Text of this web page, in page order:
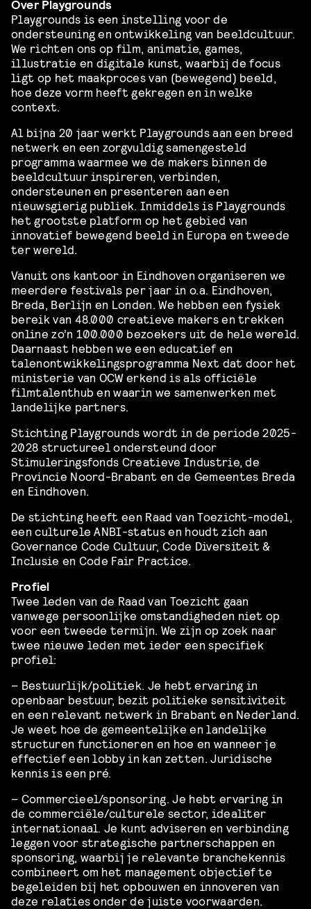
Over Playgrounds
Playgrounds is een instelling voor de
ondersteuning en ontwikkeling van beeldcultuur.
We richten ons op film, animatie, games,
illustratie en digitale kunst, waarbij de focus
ligt op het maakproces van (bewegend) beeld,
hoe deze vorm heeft gekregen en in welke
context.
Al bijna 20 jaar werkt Playgrounds aan een breed
netwerk en een zorgvuldig samengesteld
programma waarmee we de makers binnen de
beeldcultuur inspireren, verbinden,
ondersteunen en presenteren aan een
nieuwsgierig publiek. Inmiddels is Playgrounds
het grootste platform op het gebied van
innovatief bewegend beeld in Europa en tweede
ter wereld.
Vanuit ons kantoor in Eindhoven organiseren we
meerdere festivals per jaar in o.a. Eindhoven,
Breda, Berlijn en Londen. We hebben een fysiek
bereik van 48.000 creatieve makers en trekken
online zo’n 100.000 bezoekers uit de hele wereld.
Daarnaast hebben we een educatief en
talenontwikkelingsprogramma Next dat door het
ministerie van OCW erkend is als officiële
filmtalenthub en waarin we samenwerken met
landelijke partners.
Stichting Playgrounds wordt in de periode 2025-
2028 structureel ondersteund door
Stimuleringsfonds Creatieve Industrie, de
Provincie Noord-Brabant en de Gemeentes Breda
en Eindhoven.
De stichting heeft een Raad van Toezicht-model,
een culturele ANBI-status en houdt zich aan
Governance Code Cultuur, Code Diversiteit &
Inclusie en Code Fair Practice.
Profiel
Twee leden van de Raad van Toezicht gaan
vanwege persoonlijke omstandigheden niet op
voor een tweede termijn. We zijn op zoek naar
twee nieuwe leden met ieder een specifiek
profiel:
– Bestuurlijk/politiek. Je hebt ervaring in
openbaar bestuur, bezit politieke sensitiviteit
en een relevant netwerk in Brabant en Nederland.
Je weet hoe de gemeentelijke en landelijke
structuren functioneren en hoe en wanneer je
effectief een lobby in kan zetten. Juridische
kennis is een pré.
– Commercieel/sponsoring. Je hebt ervaring in
de commerciële/culturele sector, idealiter
internationaal. Je kunt adviseren en verbinding
leggen voor strategische partnerschappen en
sponsoring, waarbij je relevante branchekennis
combineert om het management objectief te
begeleiden bij het opbouwen en innoveren van
deze relaties onder de juiste voorwaarden.